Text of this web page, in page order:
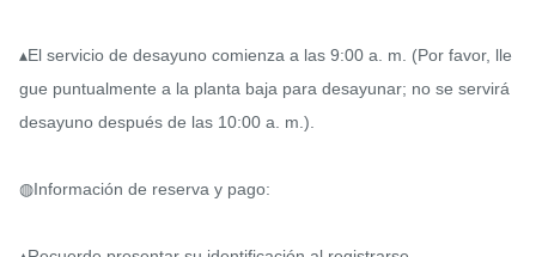
▴El servicio de desayuno comienza a las 9:00 a. m. (Por favor, lle
gue puntualmente a la planta baja para desayunar; no se servirá
desayuno después de las 10:00 a. m.).
◍Información de reserva y pago: